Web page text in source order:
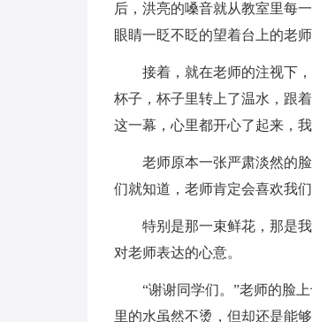
后，洪亮的嗓音就从教室里每
眼睛一眨不眨的望着台上的老师
接着，就在老师的注视下
杯子，杯子里转上了温水，跟
这一幕，心里都开心了起来，
老师原本一张严肃淡然的
们就知道，老师肯定会喜欢我
特别是那一束鲜花，那是
对老师表达的心意。
“谢谢同学们。”老师的脸
里的水虽然不烫，但却还是能